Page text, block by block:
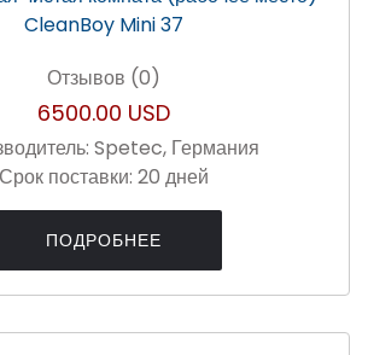
Отзывов (0)
6500.00 USD
Spetec, Германия
Срок поставки: 20 дней
ПОДРОБНЕЕ